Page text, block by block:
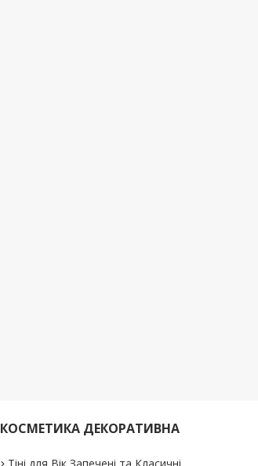
КОСМЕТИКА ДЕКОРАТИВНА